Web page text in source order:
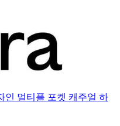
인 멀티플 포켓 캐주얼 하